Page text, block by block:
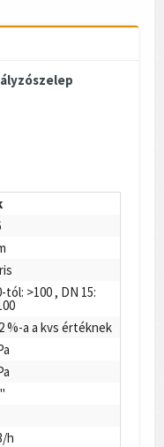
tól: >100 , DN 15:
%-a a kvs értéknek
h